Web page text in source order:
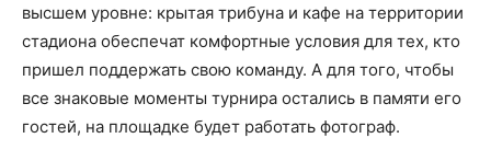
высшем уровне: крытая трибуна и кафе на территории
стадиона обеспечат комфортные условия для тех, кто
пришел поддержать свою команду. А для того, чтобы
все знаковые моменты турнира остались в памяти его
гостей, на площадке будет работать фотограф.